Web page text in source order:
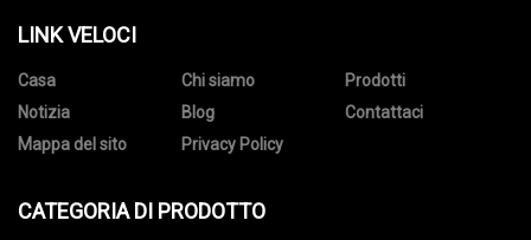
LINK VELOCI
Casa Chi siamo
Prodotti
Notizia
Blog
Contattaci
Mappa del sito
Privacy Policy
CATEGORIA DI PRODOTTO